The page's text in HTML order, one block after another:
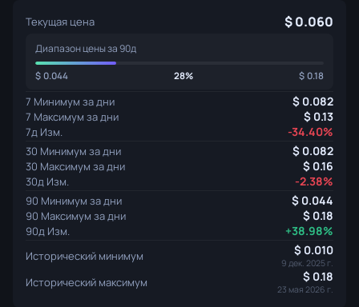
Текущая цена 0.060
Диапазон цены за 90д
0.044 28% 0.18
7 Минимум за дни 0.082
7 Максимум за дни 0.13
7д Изм. -34.40%
30 Минимум за дни 0.082
30 Максимум за дни 0.16
30д Изм. -2.38%
90 Минимум за дни 0.044
90 Максимум за дни 0.18
90д Изм. +38.98%
Исторический минимум 0.010
9 дек. 2025 г.
Исторический максимум 0.18
23 мая 2026 г.